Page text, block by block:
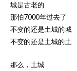
城是古老的
那怕7000年过去了
不变的还是土城的城
不变的还是土城的土
那么，土城